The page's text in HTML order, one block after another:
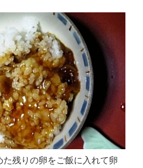
残りの卵をご飯に入れて卵